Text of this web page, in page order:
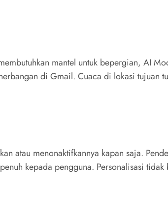
mantel untuk bepergian, AI
di Gmail. Cuaca di lokasi tujuan
atau menonaktifkannya kapan saja.
kepada pengguna. Personalisasi tidak